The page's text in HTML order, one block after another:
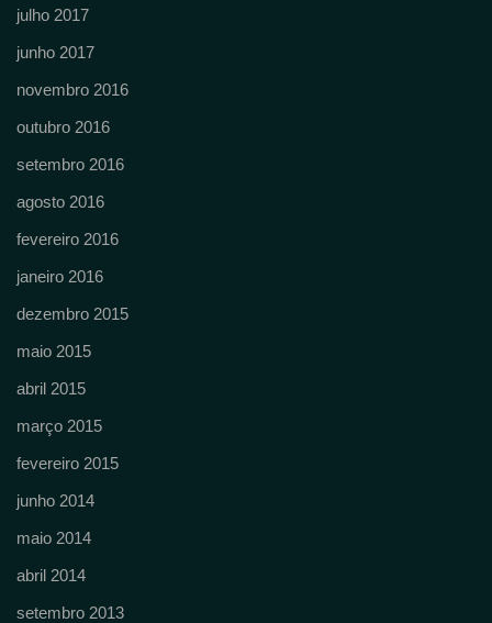
julho 2017
junho 2017
novembro 2016
outubro 2016
setembro 2016
agosto 2016
fevereiro 2016
janeiro 2016
dezembro 2015
maio 2015
abril 2015
março 2015
fevereiro 2015
junho 2014
maio 2014
abril 2014
setembro 2013